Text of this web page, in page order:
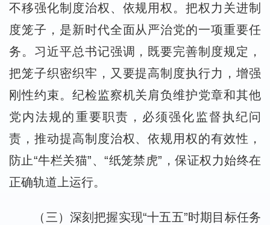
不移强化制度治权、依规用权。把权力关进制
度笼子，是新时代全面从严治党的一项重要任
务。习近平总书记强调，既要完善制度规定，
把笼子织密织牢，又要提高制度执行力，增强
刚性约束。纪检监察机关肩负维护党章和其他
党内法规的重要职责，必须强化监督执纪问
责，推动提高制度治权、依规用权的有效性，
防止“牛栏关猫”、“纸笼禁虎”，保证权力始终在
正确轨道上运行。
（三）深刻把握实现“十五五”时期目标任务